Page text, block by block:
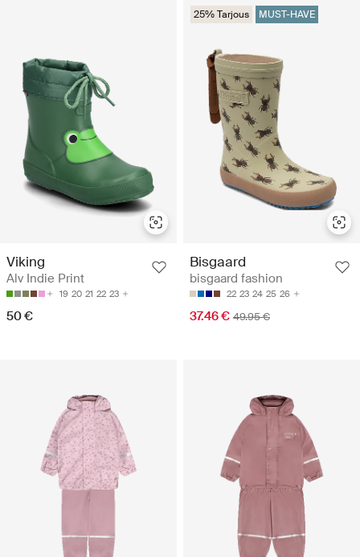
Viking
Alv Indie Print
19 20 21 22 23
50 €
25% Tarjous MUST-HAVE
Bisgaard
bisgaard fashion
22 23 24 25 26
37.46 € 49.95 €